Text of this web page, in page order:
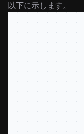
以下に示します。